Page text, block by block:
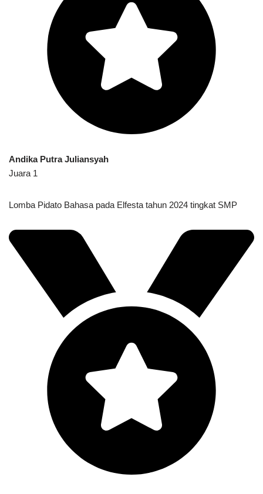
Andika Putra Juliansyah
Juara 1
Lomba Pidato Bahasa pada Elfesta tahun 2024 tingkat SMP